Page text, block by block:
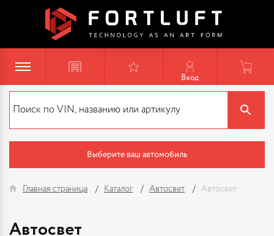
Вход
Выберите ваш автомобиль
Главная страница Каталог Автосвет Автосвет
Автосвет